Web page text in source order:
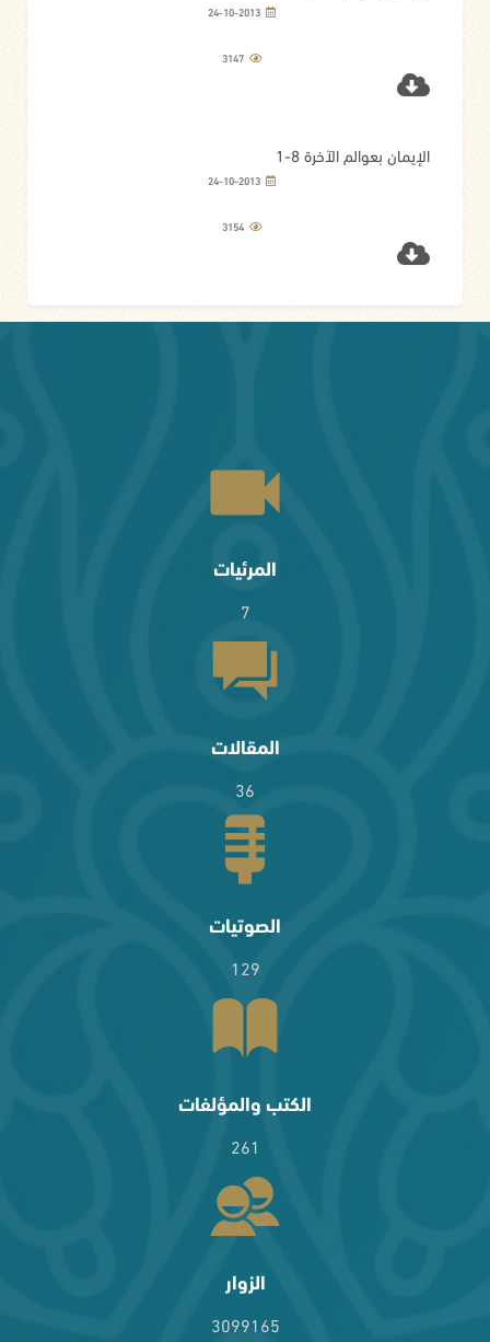
24-10-2013
3147
الإيمان بعوالم الآخرة 8-1
24-10-2013
3154
المرئيات
7
المقالات
36
الصوتيات
129
الكتب والمؤلفات
261
الزوار
3099165